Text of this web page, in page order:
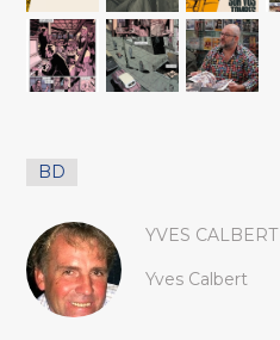
BD
YVES CALBERT
Yves Calbert